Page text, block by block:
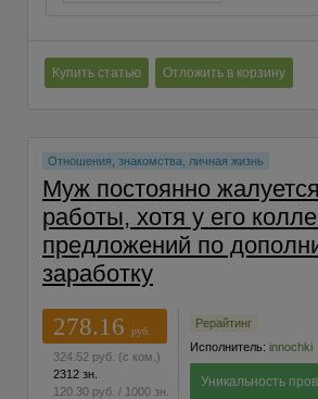
Купить статью Отложить в корзину
Отношения, знакомства, личная жизнь
Муж постоянно
работы, хотя у его
предложений по
заработку
278.16
руб.
324.52 руб. (с ком.)
2312 зн.
120.30 руб. / 1000 зн.
Рерайтинг
Исполнитель: innochki
Уникальность